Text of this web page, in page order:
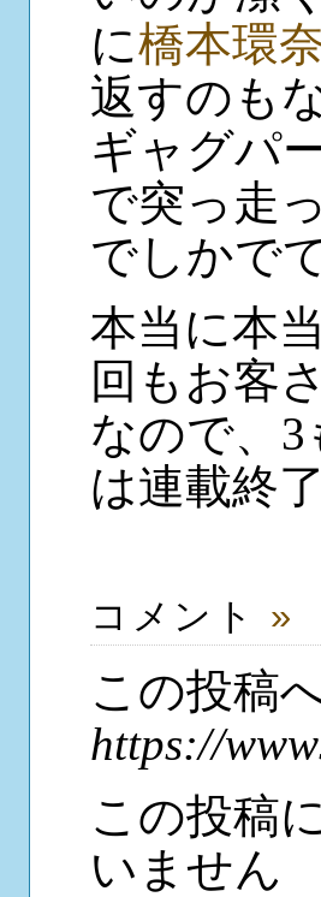
に橋本環
返すのも
ギャグパ
で突っ走
でしかで
本当に本
回もお客
なので、
は連載終
コメント »
この投稿
https://
この投稿
いません